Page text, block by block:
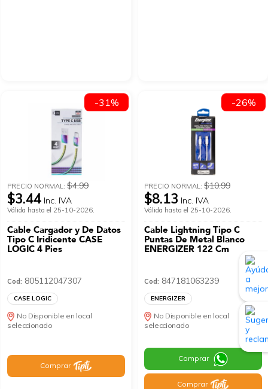
PRECIO NORMAL:$4.99
$3.44 Inc. IVA
Válida hasta el 25-10-2026.
Cable Cargador y De Datos
Tipo C Iridicente CASE
LOGIC 4 Pies
Cod: 805112047307
CASE LOGIC
No Disponible en local
seleccionado
Comprar
-31%
PRECIO NORMAL:$10.99
$8.13 Inc. IVA
Válida hasta el 25-10-2026.
Cable Lightning Tipo C
Puntas De Metal Blanco
ENERGIZER 122 Cm
Cod: 847181063239
ENERGIZER
No Disponible en local
seleccionado
Comprar
Comprar
-26%